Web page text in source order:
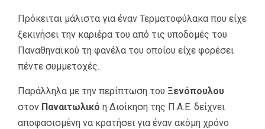
Πρόκειται μάλιστα για έναν Τερματοφύλακα που είχε
ξεκινήσει την καριέρα του από τις υποδομές του
Παναθηναϊκού τη φανέλα του οποίου είχε φορέσει
πέντε συμμετοχές.
Παράλληλα με την περίπτωση του Ξενόπουλου
στον Παναιτωλικό η Διοίκηση της Π.Α.Ε. δείχνει
αποφασισμένη να κρατήσει για έναν ακόμη χρόνο